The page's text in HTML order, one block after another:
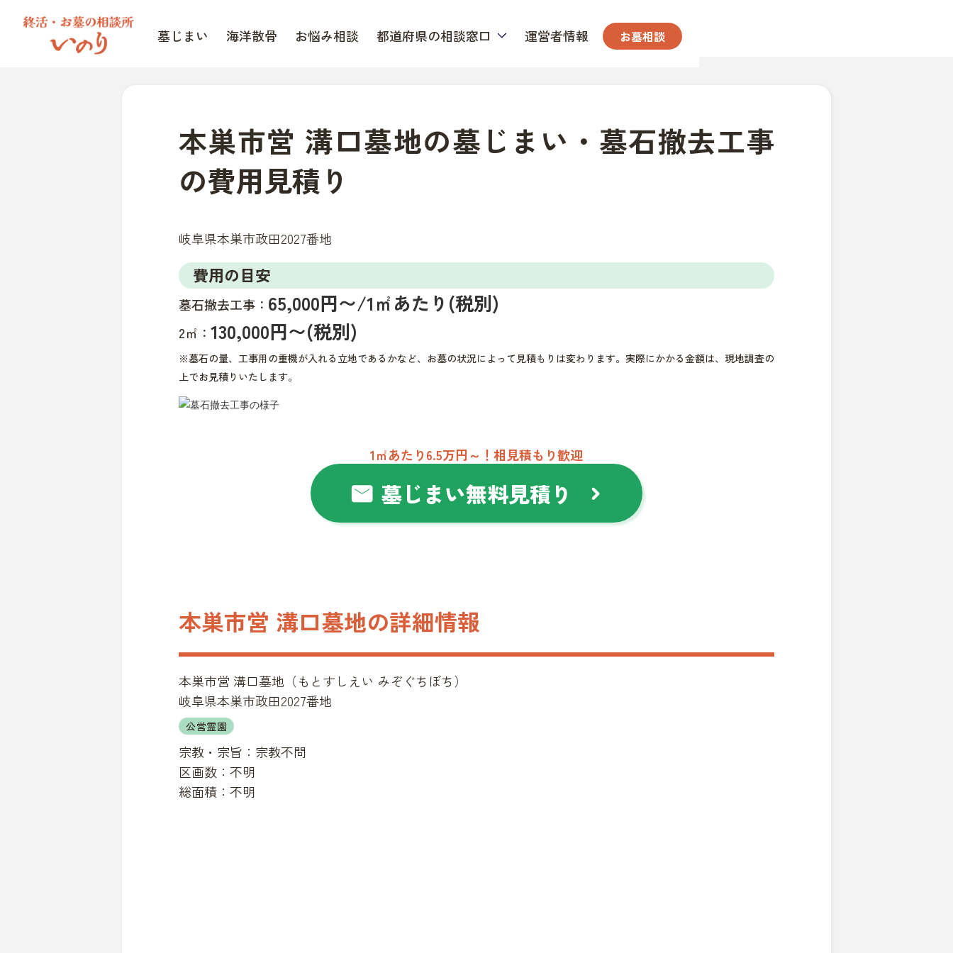
墓じまい 海洋散骨 お悩み相談 都道府県の相談窓口 運営者情報 お墓相談
本巣市営 溝口墓地の墓じまい・墓石撤去工事
の費用見積り
岐阜県本巣市政田2027番地
費用の目安
墓石撤去工事： 65,000円〜/1㎡あたり(税別)
2㎡： 130,000円〜(税別)
※墓石の量、工事用の重機が入れる立地であるかなど、お墓の状況によって見積もりは変わります。実際にかかる金額は、現地調査の
上でお見積りいたします。
1㎡あたり6.5万円～！相見積もり歓迎
mail 墓じまい無料見積り chevron_right
本巣市営 溝口墓地の詳細情報
本巣市営 溝口墓地 （もとすしえい みぞぐちぼち）
岐阜県本巣市政田2027番地
公営霊園
宗教・宗旨： 宗教不問
区画数： 不明
総面積： 不明